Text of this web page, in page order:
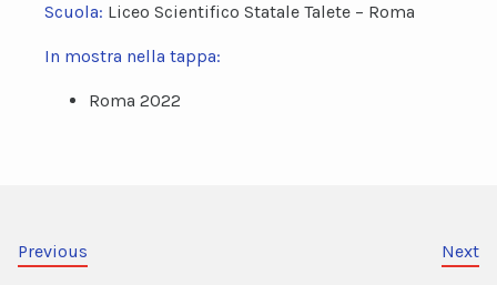
Scuola: Liceo Scientifico Statale Talete – Roma
In mostra nella tappa:
Roma 2022
Previous Next